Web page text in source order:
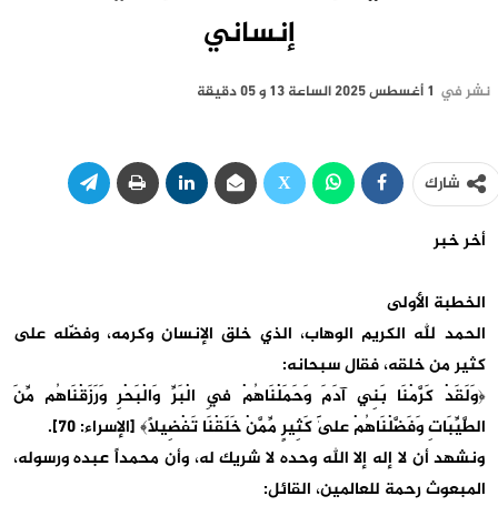
إنساني
نشر في 1 أغسطس 2025 الساعة 13 و 05 دقيقة
شارك
أخر خبر
الخطبة الأولى
الحمد لله الكريم الوهاب، الذي خلق الإنسان وكرمه، وفضّله على
كثير من خلقه، فقال سبحانه:
﴿وَلَقَدْ كَرَّمْنَا بَنِي آدَمَ وَحَمَلْنَاهُمْ فِي الْبَرِّ وَالْبَحْرِ وَرَزَقْنَاهُم مِّنَ
الطَّيِّبَاتِ وَفَضَّلْنَاهُمْ عَلَىٰ كَثِيرٍ مِّمَّنْ خَلَقْنَا تَفْضِيلًا﴾ [الإسراء: 70].
ونشهد أن لا إله إلا الله وحده لا شريك له، وأن محمداً عبده ورسوله،
المبعوث رحمة للعالمين، القائل: